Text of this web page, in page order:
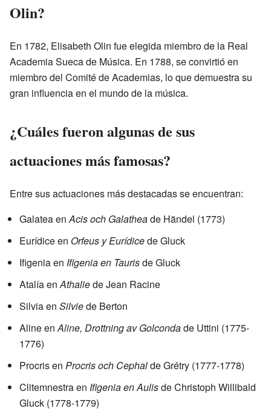
Olin?
En 1782, Elisabeth Olin fue elegida miembro de la Real
Academia Sueca de Música. En 1788, se convirtió en
miembro del Comité de Academias, lo que demuestra su
gran influencia en el mundo de la música.
¿Cuáles fueron algunas de sus
actuaciones más famosas?
Entre sus actuaciones más destacadas se encuentran:
Galatea enAcis och Galatheade Händel (1773)
Eurídice en Orfeus y Eurídicede Gluck
Ifigenia en Ifigenia en Taurisde Gluck
Atalía enAthaliede Jean Racine
Silvia en Silviede Berton
Aline enAline, Drottning av Golcondade Uttini (1775-
1776)
Procris en Procris och Cephalde Grétry (1777-1778)
Clitemnestra en Ifigenia en Aulisde Christoph Willibald
Gluck (1778-1779)